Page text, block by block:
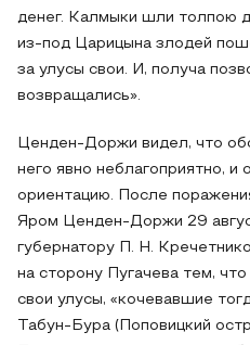
денег. Калмыки шли толпою
из-под Царицына злодей
за улусы свои. И, получа
возвращались».
Ценден-Доржи видел, что
него явно неблагоприятно, и
ориентацию. После
Яром Ценден-Доржи 29
губернатору П. Н.
на сторону Пугачева тем,
свои улусы, «кочевавшие
Табун-Бура (Поповицкий